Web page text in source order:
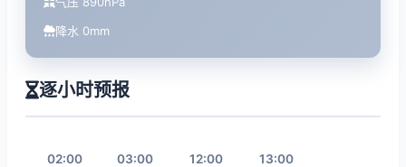
降水 0mm
逐小时预报
02:00 03:00 12:00 13:00